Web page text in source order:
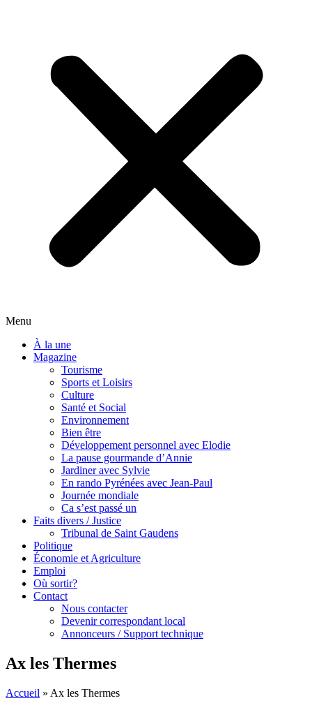
Menu
À la une
Magazine
Tourisme
Sports et Loisirs
Culture
Santé et Social
Environnement
Bien être
Développement personnel avec Elodie
La pause gourmande d’Annie
Jardiner avec Sylvie
En rando Pyrénées avec Jean-Paul
Journée mondiale
Ca s’est passé un
Faits divers / Justice
Tribunal de Saint Gaudens
Politique
Économie et Agriculture
Emploi
Où sortir?
Contact
Nous contacter
Devenir correspondant local
Annonceurs / Support technique
Ax les Thermes
Accueil » Ax les Thermes